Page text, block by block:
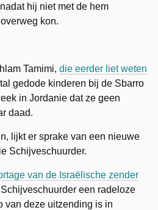
hij niet met de hem
kon.
Tamimi,die eerder liet weten
gedode kinderen bij de Sbarro
in Jordanie dat ze geen
daad.
lijkt er sprake van een nieuwe
Schijveschuurder.
van de Israëlische zender
een radeloze
van deze uitzending is in